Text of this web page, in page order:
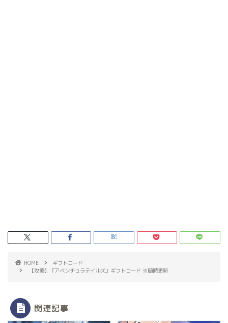
HOME
ギフトコード
【攻略】『アベンチュラテイルズ』ギフトコード ※随時更新
関連記事